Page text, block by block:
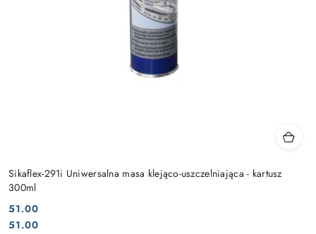
Sikaflex-291i Uniwersalna masa klejąco-uszczelniająca - kartusz
300ml
Cena:
51.00
Cena:
51.00